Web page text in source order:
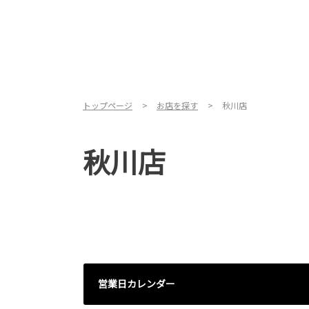
トップページ お店を探す 秋川店
秋川店
営業日カレンダー